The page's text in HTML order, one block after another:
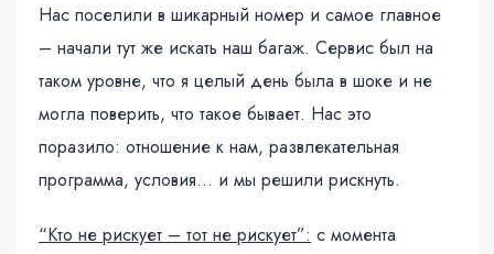
Нас поселили в шикарный номер и самое главное
– начали тут же искать наш багаж. Сервис был на
таком уровне, что я целый день была в шоке и не
могла поверить, что такое бывает. Нас это
поразило: отношение к нам, развлекательная
программа, условия… и мы решили рискнуть.
“Кто не рискует – тот не рискует”: с момента